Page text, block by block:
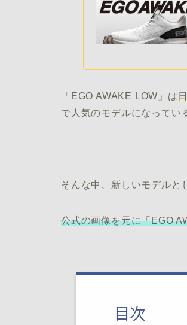
「EGO AWAKE LOW」は
で人気のモデルになってい
そんな中、新しいモデルと
公式の画像を元に「EGO
目次